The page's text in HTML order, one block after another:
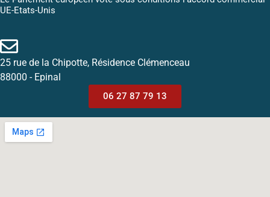
UE-Etats-Unis
25 rue de la Chipotte, Résidence Clémenceau
88000 - Epinal
06 27 87 79 13